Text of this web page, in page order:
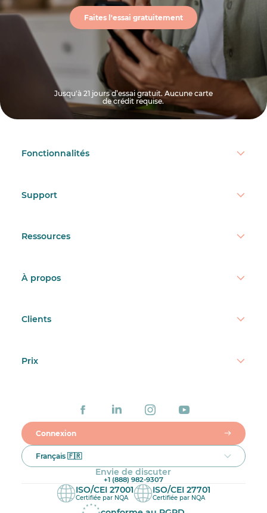
Faites l'essai gratuitement
Jusqu'à 21 jours d’essai gratuit. Aucune carte
de crédit requise.
Fonctionnalités
Support
Ressources
À propos
Clients
Prix
Connexion
Français 🇫🇷
Envie de discuter
+1 (888) 982-9307
ISO/CEI 27001
Certifiée par NQA
ISO/CEI 27701
Certifiée par NQA